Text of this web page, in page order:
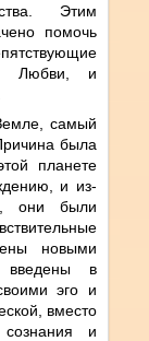
Этим
помочь
Любви, и
самый
была
планете
и из-
они были
новыми
в
эго и
вместо
сознания и